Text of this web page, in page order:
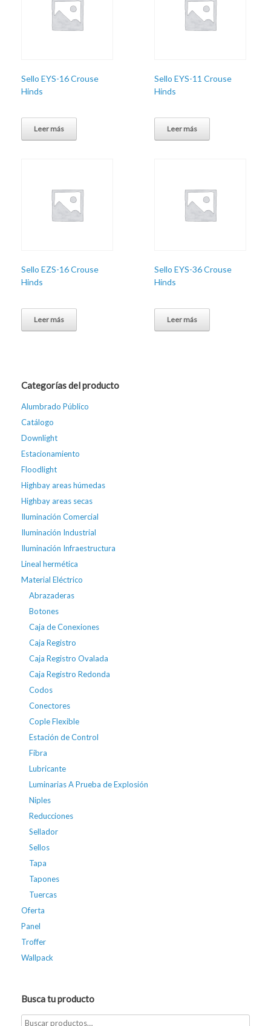
Sello EYS-16 Crouse
Hinds
Leer más
Sello EYS-11 Crouse
Hinds
Leer más
Sello EZS-16 Crouse
Hinds
Leer más
Sello EYS-36 Crouse
Hinds
Leer más
Categorías del producto
Alumbrado Público
Catálogo
Downlight
Estacionamiento
Floodlight
Highbay areas húmedas
Highbay areas secas
Iluminación Comercial
Iluminación Industrial
Iluminación Infraestructura
Lineal hermética
Material Eléctrico
Abrazaderas
Botones
Caja de Conexiones
Caja Registro
Caja Registro Ovalada
Caja Registro Redonda
Codos
Conectores
Cople Flexible
Estación de Control
Fibra
Lubricante
Luminarias A Prueba de Explosión
Niples
Reducciones
Sellador
Sellos
Tapa
Tapones
Tuercas
Oferta
Panel
Troffer
Wallpack
Busca tu producto